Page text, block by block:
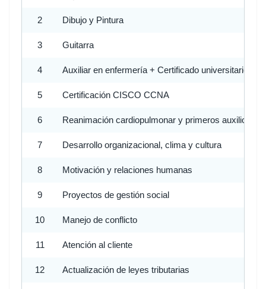
2 Dibujo y Pintura
3 Guitarra
4 Auxiliar en enfermería + Certificado universitario
5 Certificación CISCO CCNA
6 Reanimación cardiopulmonar y primeros auxilios
7 Desarrollo organizacional, clima y cultura
8 Motivación y relaciones humanas
9 Proyectos de gestión social
10 Manejo de conflicto
11 Atención al cliente
12 Actualización de leyes tributarias